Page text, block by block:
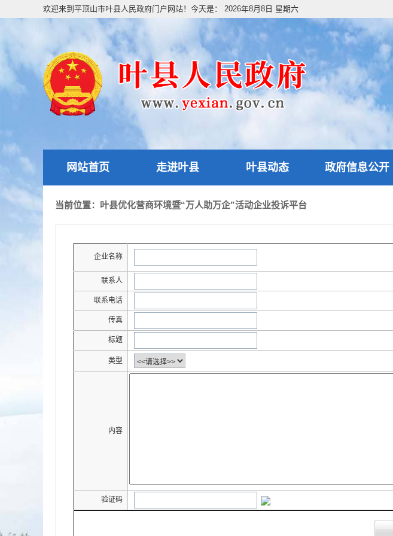
欢迎来到平顶山市叶县人民政府门户网站！今天是： 2026年8月8日 星期六
网站首页 走进叶县 叶县动态 政府信息公开
当前位置：叶县优化营商环境暨“万人助万企”活动企业投诉平台
企业名称
联系人
联系电话
传真
标题
类型
内容
验证码